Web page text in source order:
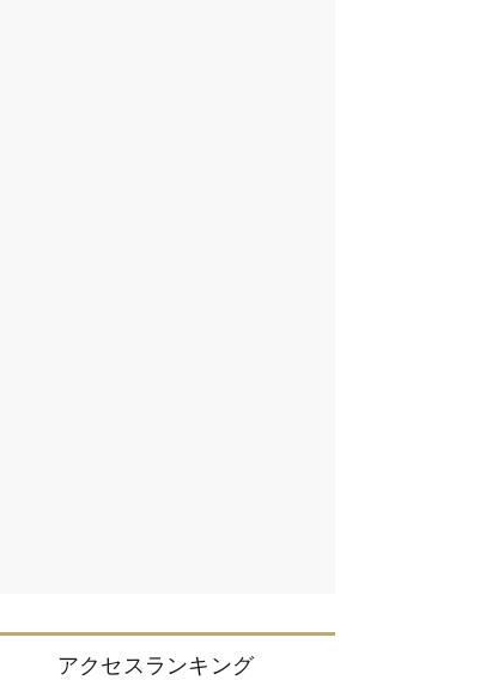
アクセスランキング